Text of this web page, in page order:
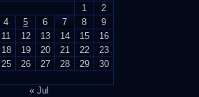
1
2
4 5 6 7 8
9
11 12 13 14 15
16
18 19 20 21 22
23
25 26 27 28 29
30
« Jul